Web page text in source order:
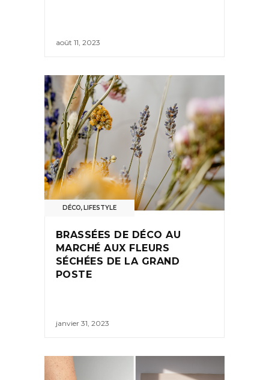
août 11, 2023
DÉCO,LIFESTYLE
BRASSÉES DE DÉCO AU
MARCHÉ AUX FLEURS
SÉCHÉES DE LA GRAND
POSTE
janvier 31, 2023